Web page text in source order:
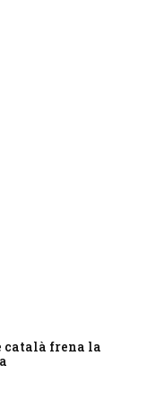
català frena la